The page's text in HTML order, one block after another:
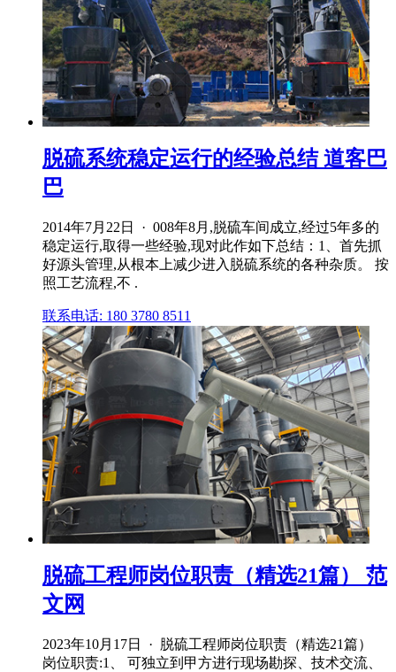
脱硫系统稳定运行的经验总结 道客巴
巴
2014年7月22日 · 008年8月,脱硫车间成立,经过5年多的
稳定运行,取得一些经验,现对此作如下总结：1、首先抓
好源头管理,从根本上减少进入脱硫系统的各种杂质。 按
照工艺流程,不 .
联系电话: 180 3780 8511
脱硫工程师岗位职责（精选21篇） 范
文网
2023年10月17日 · 脱硫工程师岗位职责（精选21篇）
岗位职责:1、 可独立到甲方进行现场勘探、技术交流、